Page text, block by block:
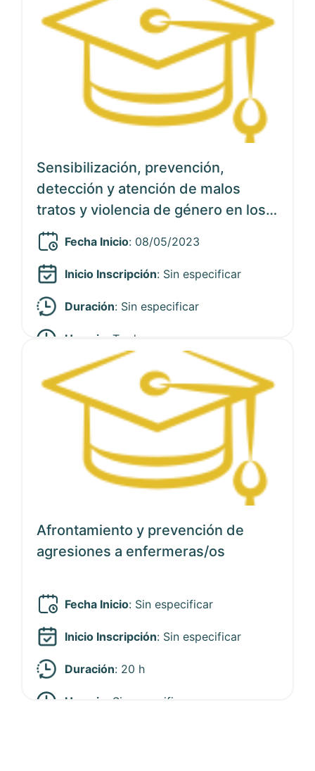
Sensibilización, prevención,
detección y atención de malos
tratos y violencia de género en los
servicios de salud
Fecha Inicio: 08/05/2023
Inicio Inscripción: Sin especificar
Duración: Sin especificar
Horario : Tarde
Afrontamiento y prevención de
agresiones a enfermeras/os
Fecha Inicio: Sin especificar
Inicio Inscripción: Sin especificar
Duración: 20 h
Horario Sin especificar